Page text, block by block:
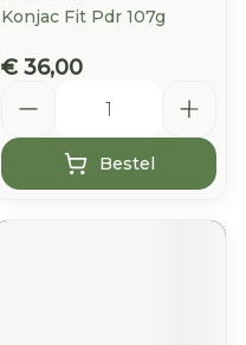
Konjac Fit Pdr 107g
€ 36,00
Bestel